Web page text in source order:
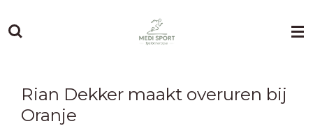
direct
Rian Dekker maakt overuren bij
Oranje